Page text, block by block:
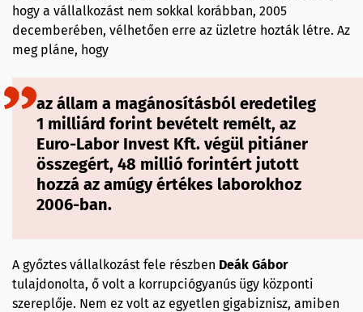
hogy a vállalkozást nem sokkal korábban, 2005
decemberében, vélhetően erre az üzletre hozták létre. Az
meg pláne, hogy
az állam a magánosításból eredetileg
1 milliárd forint bevételt remélt, az
Euro-Labor Invest Kft. végül pitiáner
összegért, 48 millió forintért jutott
hozzá az amúgy értékes laborokhoz
2006-ban.
A győztes vállalkozást fele részben Deák Gábor
tulajdonolta, ő volt a korrupciógyanús ügy központi
szereplője. Nem ez volt az egyetlen gigabiznisz, amiben